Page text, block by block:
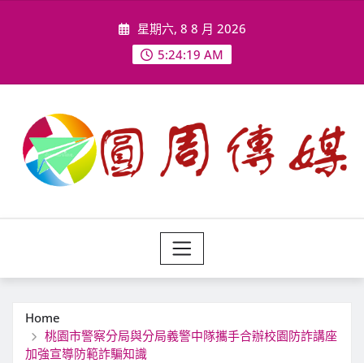
星期六, 8 8 月 2026
5:24:21 AM
Home
桃園市警察分局與分局義警中隊攜手合辦校園防詐講座
加強宣導防範詐騙知識